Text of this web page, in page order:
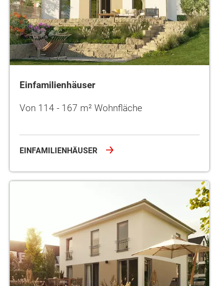
Einfamilienhäuser
Von 114 - 167 m² Wohnfläche
EINFAMILIENHÄUSER